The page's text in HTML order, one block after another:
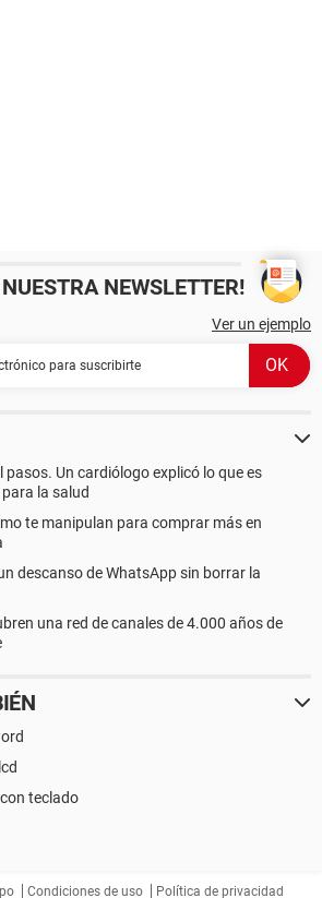
NEWSLETTER!
Ver un ejemplo
pasos. Un cardiólogo explicó lo que es
la salud
te manipulan para comprar más en
descanso de WhatsApp sin borrar la
una red de canales de 4.000 años de
teclado
Condiciones de uso Política de privacidad